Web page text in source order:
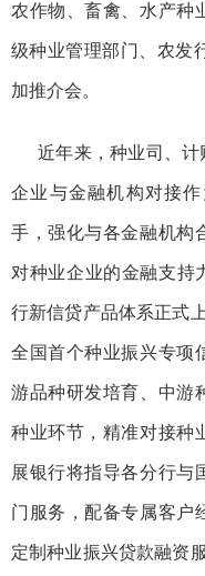
农作物、畜禽、水产种
级种业管理部门、农发
加推介会。
近年来，种业司、
企业与金融机构对接
手，强化与各金融机构
对种业企业的金融支持
行新信贷产品体系正式
全国首个种业振兴专项
游品种研发培育、中游
种业环节，精准对接种
展银行将指导各分行与
门服务，配备专属客户
定制种业振兴贷款融资